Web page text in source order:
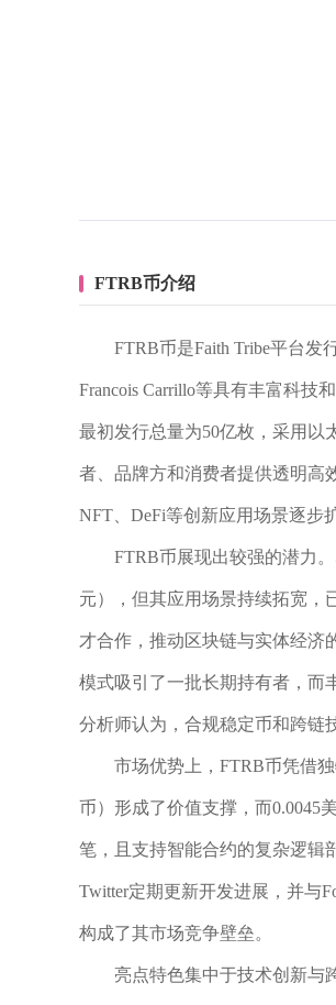
FTRB币介绍
FTRB币是Faith Tribe平台发
Francois Carrillo等具有丰富科技
最初发行总量为50亿枚，采用以
者、品牌方和消费者提供透明高
NFT、DeFi等创新应用场景逐步
FTRB币展现出较强的潜力
元），但其应用场景持续拓宽，
才合作，推动区块链与实体经济
模式吸引了一批长期持有者，而
分析师认为，合规稳定币和跨链
市场优势上，FTRB币凭借
币）形成了价值支撑，而0.0045
笔，且支持智能合约的复杂逻辑
Twitter定期更新开发进展，并与
构成了其市场竞争壁垒。
亮点特色集中于技术创新与